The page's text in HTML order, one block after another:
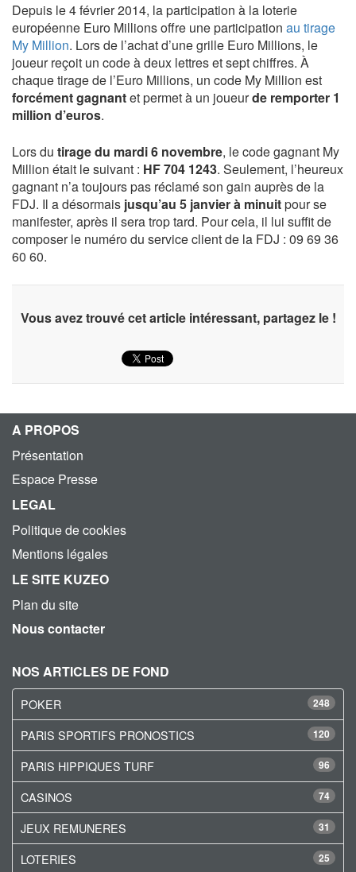
Depuis le 4 février 2014, la participation à la loterie
européenne Euro Millions offre une participation au tirage
My Million. Lors de l’achat d’une grille Euro Millions, le
joueur reçoit un code à deux lettres et sept chiffres. À
chaque tirage de l’Euro Millions, un code My Million est
forcément gagnantet permet à un joueurde remporter 1
million d’euros.
Lors du tirage du mardi 6 novembre, le code gagnant My
Million était le suivant : HF 704 1243. Seulement, l’heureux
gagnant n’a toujours pas réclamé son gain auprès de la
FDJ. Il a désormais jusqu’au 5 janvier à minuitpour se
manifester, après il sera trop tard. Pour cela, il lui suffit de
composer le numéro du service client de la FDJ : 09 69 36
60 60.
Vous avez trouvé cet article intéressant, partagez le !
A PROPOS
Présentation
Espace Presse
LEGAL
Politique de cookies
Mentions légales
LE SITE KUZEO
Plan du site
Nous contacter
NOS ARTICLES DE FOND
248
POKER
120
PARIS SPORTIFS PRONOSTICS
96
PARIS HIPPIQUES TURF
74
CASINOS
31
JEUX REMUNERES
25
LOTERIES